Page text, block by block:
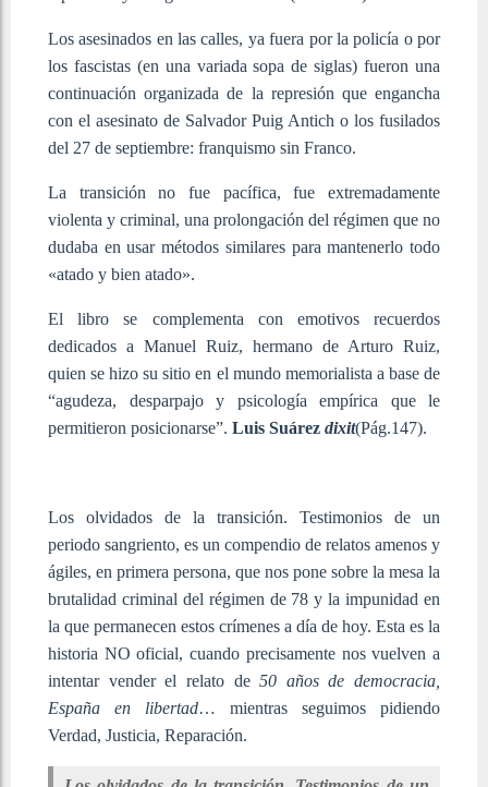
Los asesinados en las calles, ya fuera por la policía o por
los fascistas (en una variada sopa de siglas) fueron una
continuación organizada de la represión que engancha
con el asesinato de Salvador Puig Antich o los fusilados
del 27 de septiembre: franquismo sin Franco.
La transición no fue pacífica, fue extremadamente
violenta y criminal, una prolongación del régimen que no
dudaba en usar métodos similares para mantenerlo todo
«atado y bien atado».
El libro se complementa con emotivos recuerdos
dedicados a Manuel Ruiz, hermano de Arturo Ruiz,
quien se hizo su sitio en el mundo memorialista a base de
“agudeza, desparpajo y psicología empírica que le
permitieron posicionarse”. Luis Suárez dixit(Pág.147).
Los olvidados de la transición. Testimonios de un
periodo sangriento, es un compendio de relatos amenos y
ágiles, en primera persona, que nos pone sobre la mesa la
brutalidad criminal del régimen de 78 y la impunidad en
la que permanecen estos crímenes a día de hoy. Esta es la
historia NO oficial, cuando precisamente nos vuelven a
intentar vender el relato de50 años de democracia,
España en libertad… mientras seguimos pidiendo
Verdad, Justicia, Reparación.